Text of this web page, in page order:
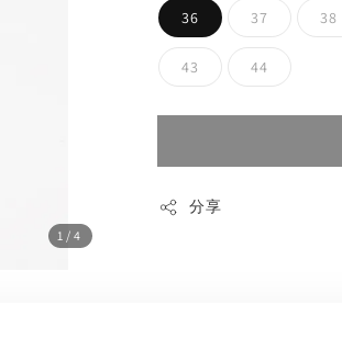
1 /4
36 37 38
43 44
分享